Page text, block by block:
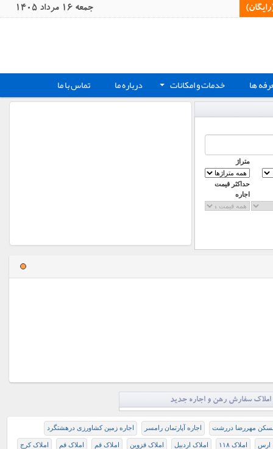
جمعه 16 مرداد 1405
ها + خدمات و امکانات درباره ما تماس با ما
متراژ
حداکثر قیمت
اجاره
املاک سفارش رهن و اجاره جدید
مسکن مهررضا دررشت اجاره آپارتمان رامسر اجاره زمین کشاورزی درهشتگرد
املاک ۱۱۸ املاک اردبیل املاک قزوین املاک قم املاک قم املاک کرج